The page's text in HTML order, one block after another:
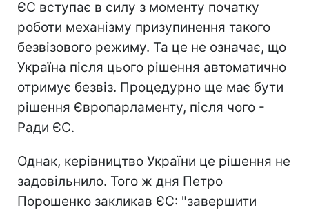
ЄС вступає в силу з моменту початку
роботи механізму призупинення такого
безвізового режиму. Та це не означає, що
Україна після цього рішення автоматично
отримує безвіз. Процедурно ще має бути
рішення Європарламенту, після чого -
Ради ЄС.
Однак, керівництво України це рішення не
задовільнило. Того ж дня Петро
Порошенко закликав ЄС: "завершити